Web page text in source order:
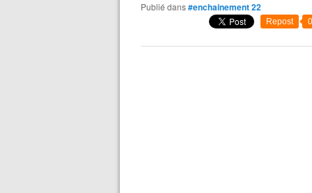
Publié dans#enchainement 22
Repost 0